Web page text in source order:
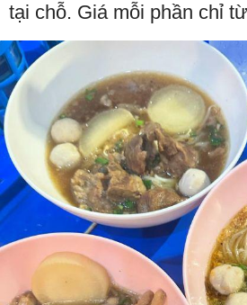
tại chỗ. Giá mỗi phần chỉ